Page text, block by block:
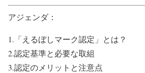
アジェンダ：
1.「えるぼしマーク認定」とは？
2.認定基準と必要な取組
3.認定のメリットと注意点